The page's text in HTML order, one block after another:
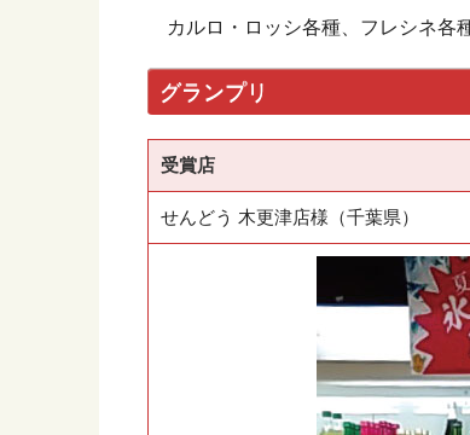
カルロ・ロッシ各種、フレシネ各
グランプリ
受賞店
せんどう 木更津店様（千葉県）